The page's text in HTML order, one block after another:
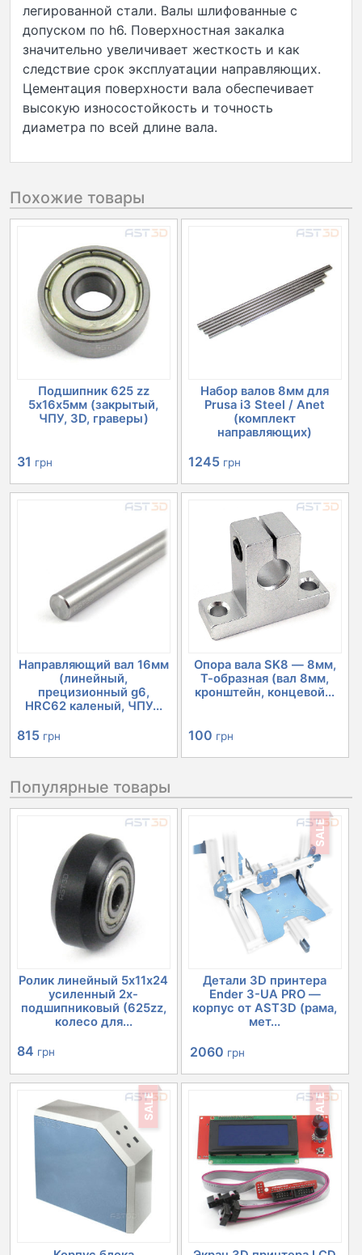
легированной стали. Валы шлифованные с
допуском по h6. Поверхностная закалка
значительно увеличивает жесткость и как
следствие срок эксплуатации направляющих.
Цементация поверхности вала обеспечивает
высокую износостойкость и точность
диаметра по всей длине вала.
Похожие товары
Подшипник 625 zz
5х16х5мм (закрытый,
ЧПУ, 3D, граверы)
31 грн
Набор валов 8мм для
Prusa i3 Steel / Anet
(комплект
направляющих)
1245 грн
Направляющий вал 16мм
(линейный,
прецизионный g6,
HRC62 каленый, ЧПУ...
815 грн
Опора вала SK8 — 8мм,
Т-образная (вал 8мм,
кронштейн, концевой...
100 грн
Популярные товары
Ролик линейный 5х11х24
усиленный 2х-
подшипниковый (625zz,
колесо для...
84 грн
SALE
Детали 3D принтера
Ender 3-UA PRO —
корпус от AST3D (рама,
мет...
Первоначальная
цена
2244 грн.
2060 грн
цена:
SALE SALE